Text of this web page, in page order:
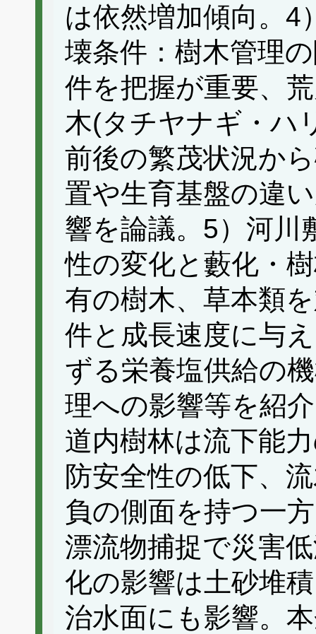
は依然増加傾向。4
壊条件：樹木管理
件を把握が重要、
木(タチヤナギ・ハ
前後の繁茂状況か
置や生育基盤の違
響を論議。5）河川
性の変化と藪化・
有の樹木、草本類
件と成長速度に与
ずる栄養塩供給の
理への影響等を紹
道内樹林は流下能
防安全性の低下、
負の側面を持つ一
漂流物捕捉で災害
化の影響は土砂堆
治水面にも影響。